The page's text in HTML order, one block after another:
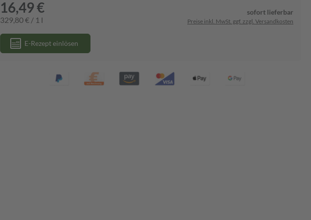
16,49 €
329,80 € / 1 l
sofort lieferbar
Preise inkl. MwSt. ggf. zzgl. Versandkosten
E-Rezept einlösen